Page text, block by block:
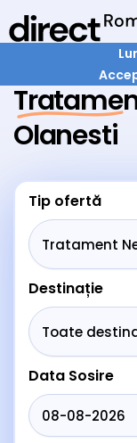
Olanesti
Tip ofertă
Destinație
Data Sosire